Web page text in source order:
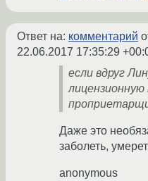
Ответ на: комментарий
22.06.2017 17:35:29
если вдруг
Даже это
заболеть,
anonymous